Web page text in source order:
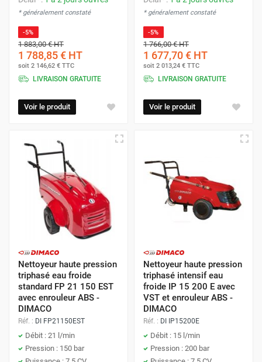
* généralement constaté
-5%
1 883,00 €HT
1 788,85 € HT
soit 2 146,62 € TTC
LIVRAISON GRATUITE
Voir le produit
* généralement constaté
-5%
1 766,00 €HT
1 677,70 € HT
soit 2 013,24 € TTC
LIVRAISON GRATUITE
Voir le produit
Nettoyeur haute pression
triphasé eau froide
standard FP 21 150 EST
avec enrouleur ABS -
DIMACO
Réf. : DI FP21150EST
Débit : 21 l/min
Pression : 150 bar
Nettoyeur haute pression
triphasé intensif eau
froide IP 15 200 E avec
VST et enrouleur ABS -
DIMACO
Réf. : DI IP15200E
Débit : 15 l/min
Pression : 200 bar